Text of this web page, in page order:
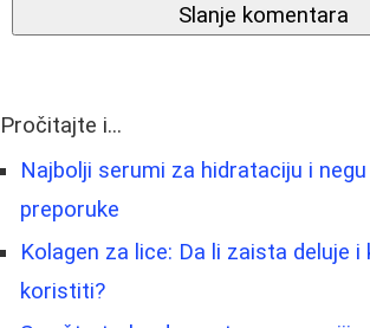
Slanje komentara
Pročitajte i...
Najbolji serumi za hidrataciju i
preporuke
Kolagen za lice: Da li zaista deluje i
koristiti?